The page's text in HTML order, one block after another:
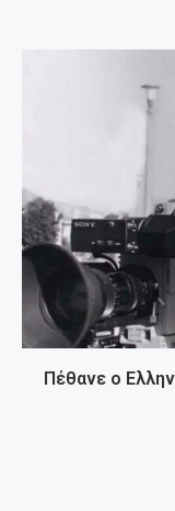
Πέθανε ο